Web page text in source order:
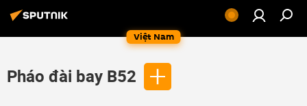
Việt Nam
Pháo đài bay B52